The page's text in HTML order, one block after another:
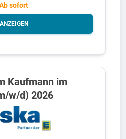
sofort
ANZEIGEN
Kaufmann im
w/d) 2026